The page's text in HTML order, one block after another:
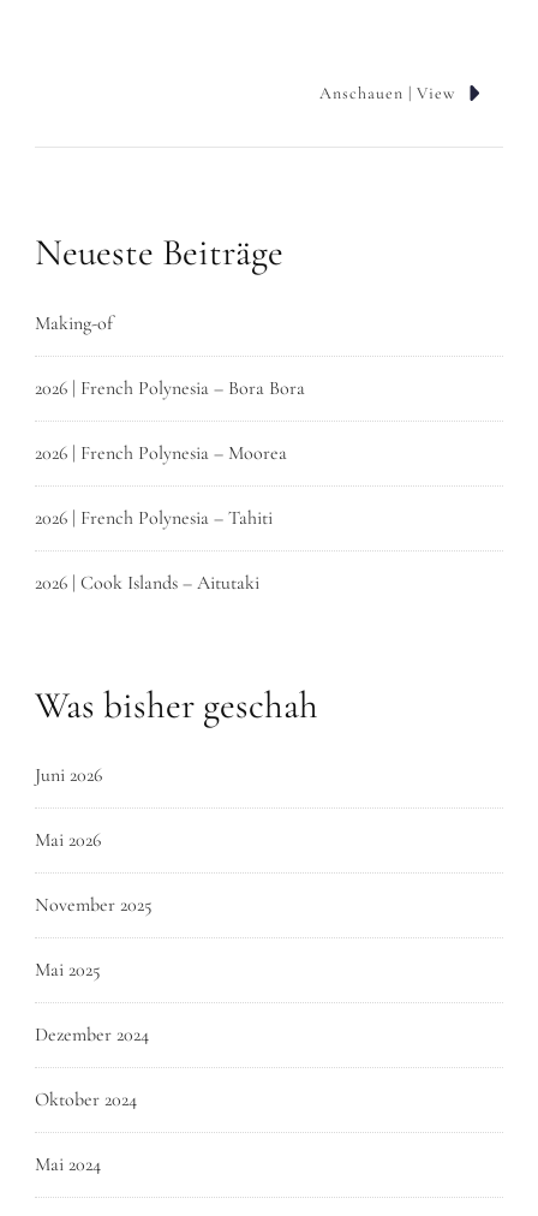
Anschauen | View
Neueste Beiträge
Making-of
2026 | French Polynesia – Bora Bora
2026 | French Polynesia – Moorea
2026 | French Polynesia – Tahiti
2026 | Cook Islands – Aitutaki
Was bisher geschah
Juni 2026
Mai 2026
November 2025
Mai 2025
Dezember 2024
Oktober 2024
Mai 2024